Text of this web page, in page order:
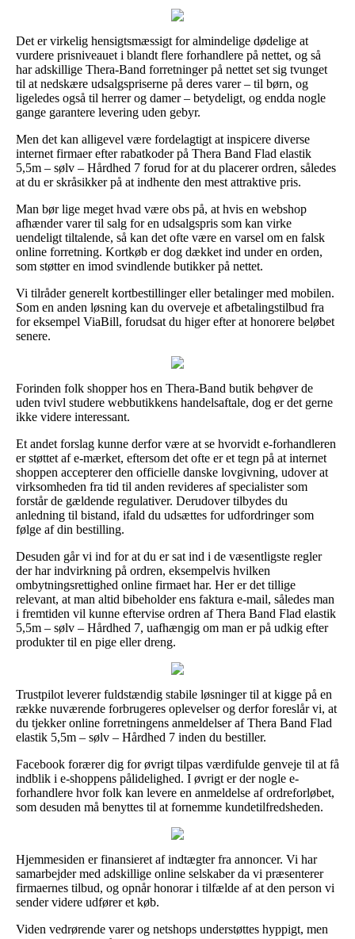
Det er virkelig hensigtsmæssigt for almindelige dødelige at
vurdere prisniveauet i blandt flere forhandlere på nettet, og så
har adskillige Thera-Band forretninger på nettet set sig tvunget
til at nedskære udsalgspriserne på deres varer – til børn, og
ligeledes også til herrer og damer – betydeligt, og endda nogle
gange garantere levering uden gebyr.
Men det kan alligevel være fordelagtigt at inspicere diverse
internet firmaer efter rabatkoder på Thera Band Flad elastik
5,5m – sølv – Hårdhed 7 forud for at du placerer ordren, således
at du er skråsikker på at indhente den mest attraktive pris.
Man bør lige meget hvad være obs på, at hvis en webshop
afhænder varer til salg for en udsalgspris som kan virke
uendeligt tiltalende, så kan det ofte være en varsel om en falsk
online forretning. Kortkøb er dog dækket ind under en orden,
som støtter en imod svindlende butikker på nettet.
Vi tilråder generelt kortbestillinger eller betalinger med mobilen.
Som en anden løsning kan du overveje et afbetalingstilbud fra
for eksempel ViaBill, forudsat du higer efter at honorere beløbet
senere.
Forinden folk shopper hos en Thera-Band butik behøver de
uden tvivl studere webbutikkens handelsaftale, dog er det gerne
ikke videre interessant.
Et andet forslag kunne derfor være at se hvorvidt e-forhandleren
er støttet af e-mærket, eftersom det ofte er et tegn på at internet
shoppen accepterer den officielle danske lovgivning, udover at
virksomheden fra tid til anden revideres af specialister som
forstår de gældende regulativer. Derudover tilbydes du
anledning til bistand, ifald du udsættes for udfordringer som
følge af din bestilling.
Desuden går vi ind for at du er sat ind i de væsentligste regler
der har indvirkning på ordren, eksempelvis hvilken
ombytningsrettighed online firmaet har. Her er det tillige
relevant, at man altid bibeholder ens faktura e-mail, således man
i fremtiden vil kunne eftervise ordren af Thera Band Flad elastik
5,5m – sølv – Hårdhed 7, uafhængig om man er på udkig efter
produkter til en pige eller dreng.
Trustpilot leverer fuldstændig stabile løsninger til at kigge på en
række nuværende forbrugeres oplevelser og derfor foreslår vi, at
du tjekker online forretningens anmeldelser af Thera Band Flad
elastik 5,5m – sølv – Hårdhed 7 inden du bestiller.
Facebook forærer dig for øvrigt tilpas værdifulde genveje til at få
indblik i e-shoppens pålidelighed. I øvrigt er der nogle e-
forhandlere hvor folk kan levere en anmeldelse af ordreforløbet,
som desuden må benyttes til at fornemme kundetilfredsheden.
Hjemmesiden er finansieret af indtægter fra annoncer. Vi har
samarbejder med adskillige online selskaber da vi præsenterer
firmaernes tilbud, og opnår honorar i tilfælde af at den person vi
sender videre udfører et køb.
Viden vedrørende varer og netshops understøttes hyppigt, men